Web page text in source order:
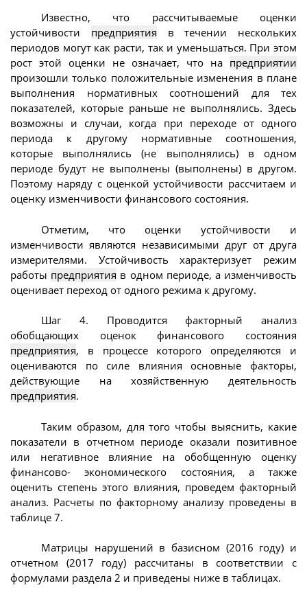
Известно, что рассчитываемые оценки
устойчивости предприятия в течении нескольких
периодов могут как расти, так и уменьшаться. При этом
рост этой оценки не означает, что на предприятии
произошли только положительные изменения в плане
выполнения нормативных соотношений для тех
показателей, которые раньше не выполнялись. Здесь
возможны и случаи, когда при переходе от одного
периода к другому нормативные соотношения,
которые выполнялись (не выполнялись) в одном
периоде будут не выполнены (выполнены) в другом.
Поэтому наряду с оценкой устойчивости рассчитаем и
оценку изменчивости финансового состояния.
Отметим, что оценки устойчивости и
изменчивости являются независимыми друг от друга
измерителями. Устойчивость характеризует режим
работы предприятия в одном периоде, а изменчивость
оценивает переход от одного режима к другому.
Шаг 4. Проводится факторный анализ
обобщающих оценок финансового состояния
предприятия, в процессе которого определяются и
оцениваются по силе влияния основные факторы,
действующие на хозяйственную деятельность
предприятия.
Таким образом, для того чтобы выяснить, какие
показатели в отчетном периоде оказали позитивное
или негативное влияние на обобщенную оценку
финансово- экономического состояния, а также
оценить степень этого влияния, проведем факторный
анализ. Расчеты по факторному анализу проведены в
таблице 7.
Матрицы нарушений в базисном (2016 году) и
отчетном (2017 году) рассчитаны в соответствии с
формулами раздела 2 и приведены ниже в таблицах.